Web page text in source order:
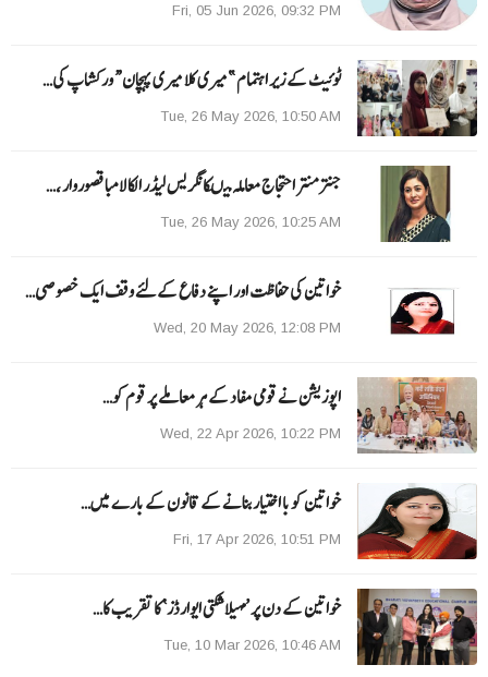
Fri, 05 Jun 2026, 09:32 PM
ٹوئیٹ کے زیر اہتمام ”میری کلا میری پہچان“ ورکشاپ کی…
Tue, 26 May 2026, 10:50 AM
جنتر منتر احتجاج معاملہ میںکانگریس لیڈر الکا لامبا قصوروار ،…
Tue, 26 May 2026, 10:25 AM
خواتین کی حفاظت اور اپنے دفاع کےلئے وقف ایک خصوصی…
Wed, 20 May 2026, 12:08 PM
اپوزیشن نے قومی مفاد کے ہر معاملے پر قوم کو…
Wed, 22 Apr 2026, 10:22 PM
خواتین کو با اختیار بنانے کے قانون کے بارے میں…
Fri, 17 Apr 2026, 10:51 PM
خواتین کے دن پر ’مہیلا شکتی ایوارڈز‘ کا تقریب کا…
Tue, 10 Mar 2026, 10:46 AM